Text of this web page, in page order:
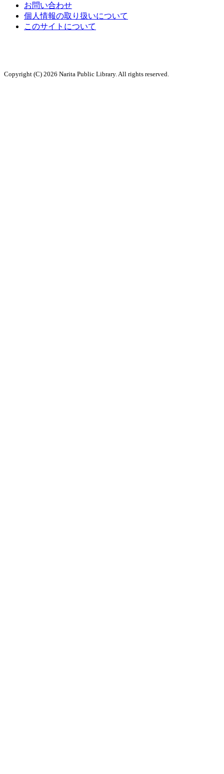
お問い合わせ
個人情報の取り扱いについて
このサイトについて
Copyright (C) 2026 Narita Public Library. All rights reserved.